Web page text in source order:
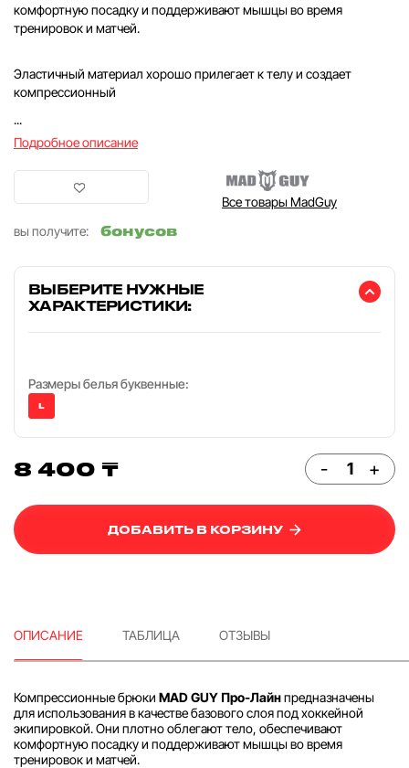
комфортную посадку и поддерживают мышцы во время
тренировок и матчей.
Эластичный материал хорошо прилегает к телу и создает
компрессионный
...
Подробное описание
Все товары MadGuy
вы получите:
бонусов
ВЫБЕРИТЕ НУЖНЫЕ
ХАРАКТЕРИСТИКИ:
Размеры белья буквенные:
L
8 400 ₸ - +
ДОБАВИТЬ В КОРЗИНУ
ОПИСАНИЕ ТАБЛИЦА ОТЗЫВЫ
Компрессионные брюки MAD GUY Про-Лайнпредназначены
для использования в качестве базового слоя под хоккейной
экипировкой. Они плотно облегают тело, обеспечивают
комфортную посадку и поддерживают мышцы во время
тренировок и матчей.